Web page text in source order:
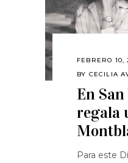
FEBRERO 10,
BY CECILIA
En
regala
Para este